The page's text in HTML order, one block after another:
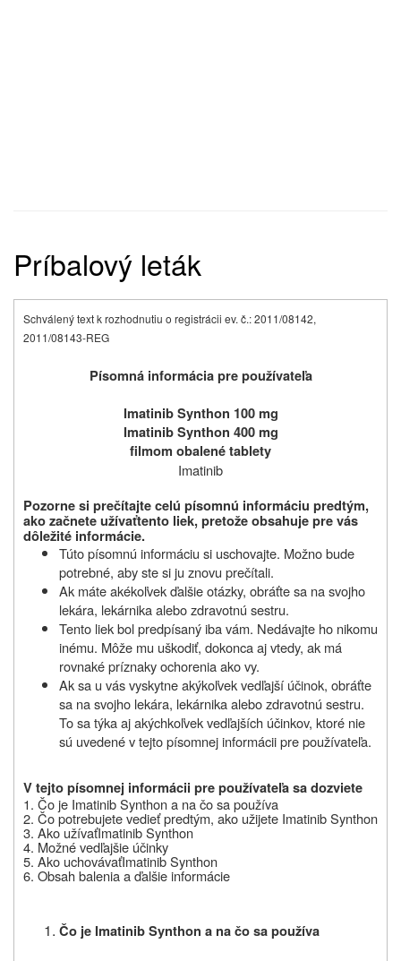
Príbalový leták
Schválený text k rozhodnutiu o registrácii ev. č.: 2011/08142,
2011/08143-REG
Písomná informácia pre používateľa
Imatinib Synthon 100 mg
Imatinib Synthon 400 mg
filmom obalené tablety
Imatinib
Pozorne si prečítajte celú písomnú informáciu predtým,
ako začnete užívaťtento liek, pretože obsahuje pre vás
dôležité informácie.
Túto písomnú informáciu si uschovajte. Možno bude
potrebné, aby ste si ju znovu prečítali.
Ak máte akékoľvek ďalšie otázky, obráťte sa na svojho
lekára, lekárnika alebo zdravotnú sestru.
Tento liek bol predpísaný iba vám. Nedávajte ho nikomu
inému. Môže mu uškodiť, dokonca aj vtedy, ak má
rovnaké príznaky ochorenia ako vy.
Ak sa u vás vyskytne akýkoľvek vedľajší účinok, obráťte
sa na svojho lekára, lekárnika alebo zdravotnú sestru.
To sa týka aj akýchkoľvek vedľajších účinkov, ktoré nie
sú uvedené v tejto písomnej informácii pre používateľa.
V tejto písomnej informácii pre používateľa sa dozviete
1. Čo je Imatinib Synthona na čo sa používa
2. Čo potrebujete vedieť predtým, ako užijete Imatinib Synthon
3. Ako užívaťImatinib Synthon
4. Možné vedľajšie účinky
5. Ako uchovávaťImatinib Synthon
6. Obsah balenia a ďalšie informácie
Čo je Imatinib Synthon a na čo sa používa